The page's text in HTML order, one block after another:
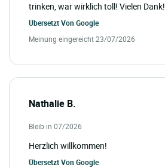
trinken, war wirklich toll! Vielen Dank!
Übersetzt Von Google
Meinung eingereicht 23/07/2026
Nathalie B.
Bleib in 07/2026
Herzlich willkommen!
Übersetzt Von Google